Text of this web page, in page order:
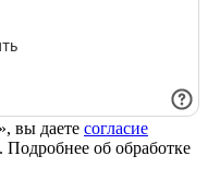
вы даете согласие
об обработке